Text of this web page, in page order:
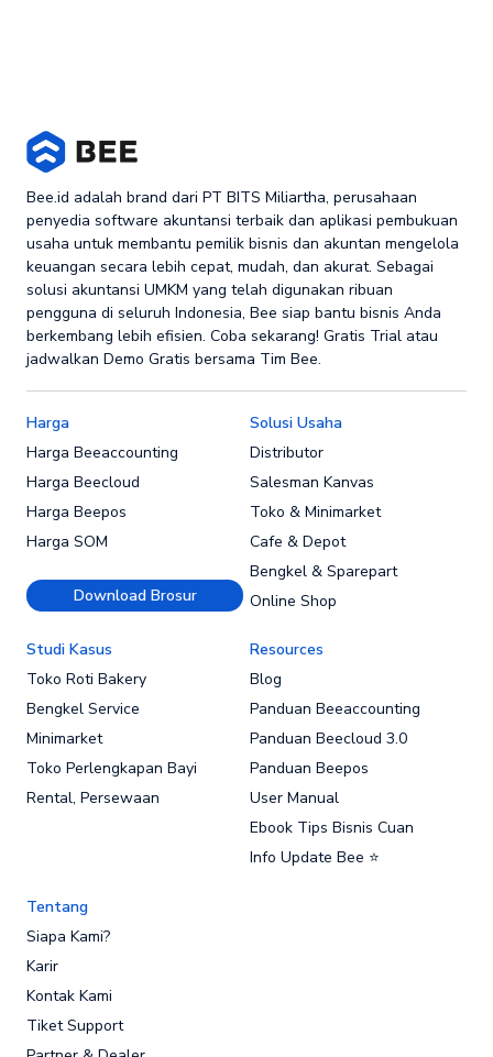
Bee.id adalah brand dari PT BITS Miliartha, perusahaan
penyedia software akuntansi terbaik dan aplikasi pembukuan
usaha untuk membantu pemilik bisnis dan akuntan mengelola
keuangan secara lebih cepat, mudah, dan akurat. Sebagai
solusi akuntansi UMKM yang telah digunakan ribuan
pengguna di seluruh Indonesia, Bee siap bantu bisnis Anda
berkembang lebih efisien. Coba sekarang! Gratis Trial atau
jadwalkan Demo Gratis bersama Tim Bee.
Harga
Harga Beeaccounting
Harga Beecloud
Harga Beepos
Harga SOM
Download Brosur
Solusi Usaha
Distributor
Salesman Kanvas
Toko & Minimarket
Cafe & Depot
Bengkel & Sparepart
Online Shop
Studi Kasus
Toko Roti Bakery
Bengkel Service
Minimarket
Toko Perlengkapan Bayi
Rental, Persewaan
Resources
Blog
Panduan Beeaccounting
Panduan Beecloud 3.0
Panduan Beepos
User Manual
Ebook Tips Bisnis Cuan
Info Update Bee ⭐
Tentang
Siapa Kami?
Karir
Kontak Kami
Tiket Support